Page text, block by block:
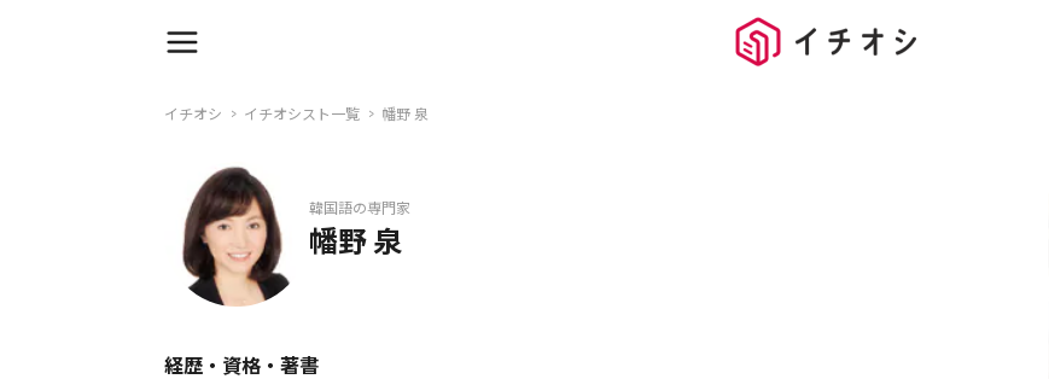
イチオシ イチオシスト一覧 幡野 泉
韓国語の専門家
幡野 泉
経歴・資格・著書